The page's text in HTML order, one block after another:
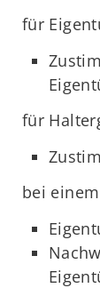
für
für
bei